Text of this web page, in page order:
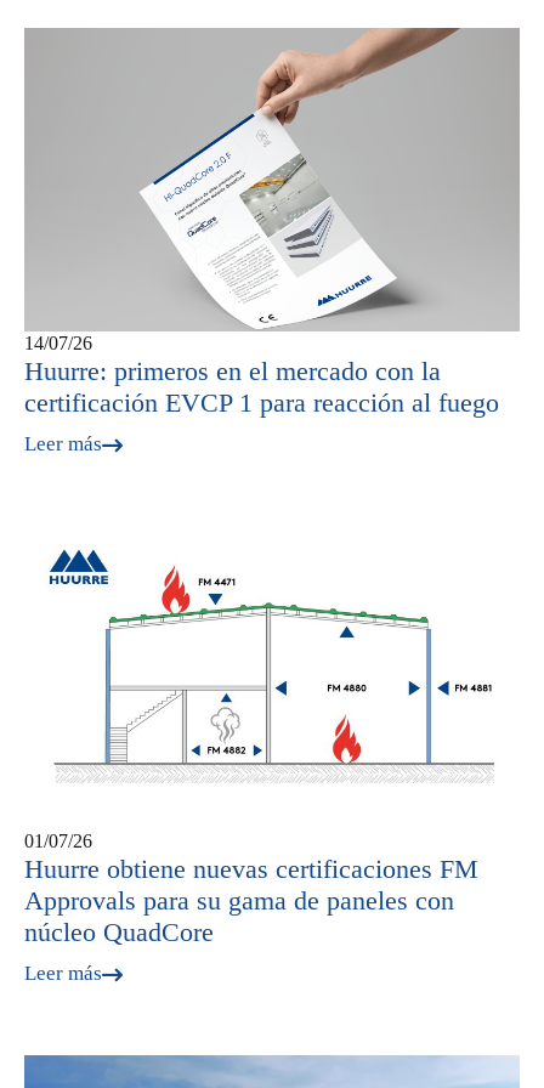
14/07/26
Huurre: primeros en el mercado con la
certificación EVCP 1 para reacción al fuego
Leer más
01/07/26
Huurre obtiene nuevas certificaciones FM
Approvals para su gama de paneles con
núcleo QuadCore
Leer más